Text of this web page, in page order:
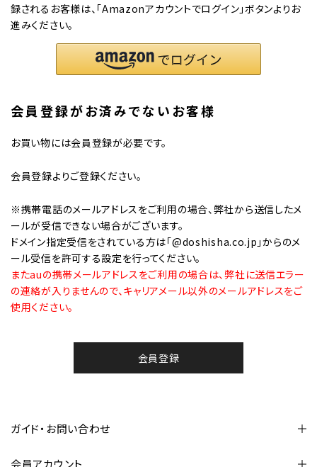
録されるお客様は、「Amazonアカウントでログイン」ボタンよりお
進みください。
会員登録がお済みでないお客様
お買い物には会員登録が必要です。
会員登録よりご登録ください。
※携帯電話のメールアドレスをご利用の場合、弊社から送信したメ
ールが受信できない場合がございます。
ドメイン指定受信をされている方は「@doshisha.co.jp」からのメ
ール受信を許可する設定を行ってください。
またauの携帯メールアドレスをご利用の場合は、弊社に送信エラー
の連絡が入りませんので、キャリアメール以外のメールアドレスをご
使用ください。
会員登録
ガイド・お問い合わせ
会員アカウント